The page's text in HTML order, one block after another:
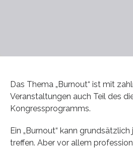
Das Thema „Burnout“ ist mit
Veranstaltungen auch Teil des
Kongressprogramms.
Ein „Burnout“ kann
treffen. Aber vor allem